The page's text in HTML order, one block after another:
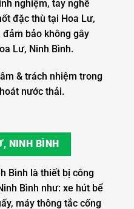
nghiệm, tay nghề
đặc thù tại Hoa Lư,
đảm bảo không gây
Lư, Ninh Bình.
& trách nhiệm trong
nước thải.
NINH BÌNH
Bình là thiết bị công
Bình như: xe hút bể
máy thông tắc cống